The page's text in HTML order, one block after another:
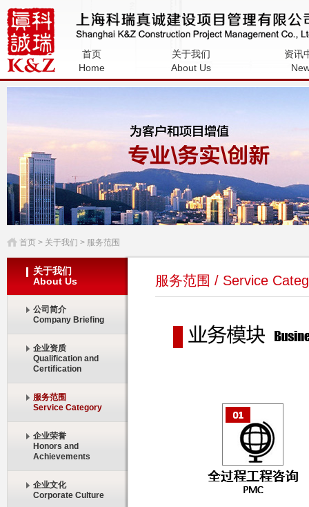
上海科瑞真诚建设项目管理有限公
司
首页
Home
关于我们
About Us
资讯
首页 > 关于我们 > 服务范围
关于我们
About Us
公司简介
Company Briefing
企业资质
Qualification and
Certification
服务范围
Service Category
企业荣誉
Honors and
Achievements
企业文化
Corporate Culture
服务范围 / Service